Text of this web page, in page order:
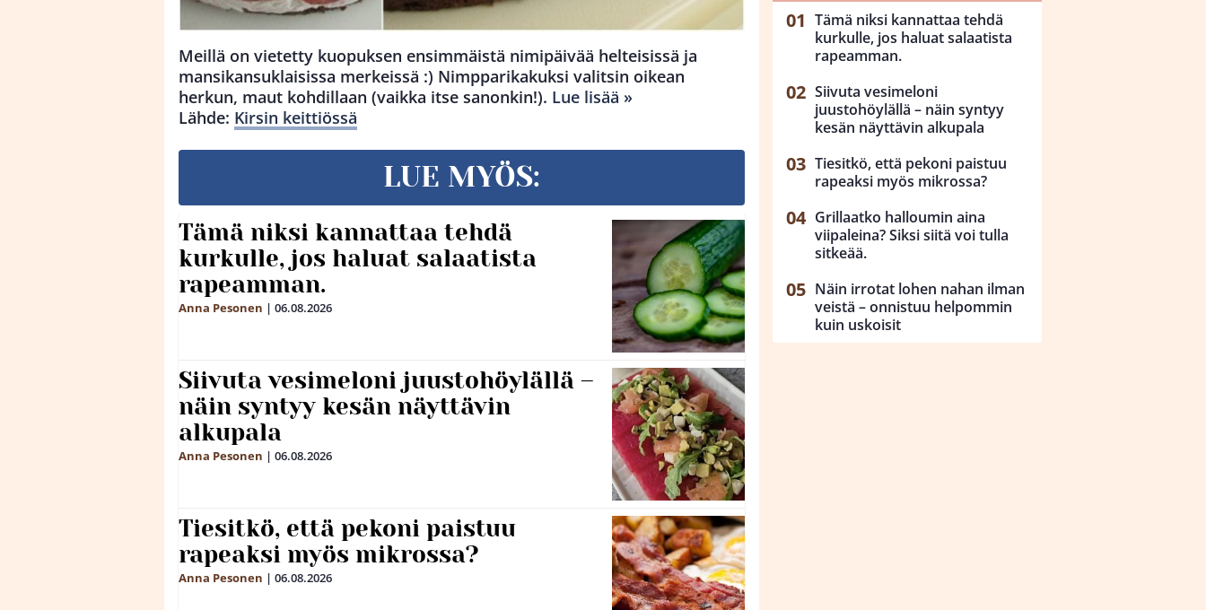
Meillä on vietetty kuopuksen ensimmäistä nimipäivää helteisissä ja
mansikansuklaisissa merkeissä :) Nimpparikakuksi valitsin oikean
herkun, maut kohdillaan (vaikka itse sanonkin!). Lue lisää »
Lähde: Kirsin keittiössä
LUE MYÖS:
Tämä niksi kannattaa tehdä
kurkulle, jos haluat salaatista
rapeamman.
Anna Pesonen | 06.08.2026
Siivuta vesimeloni juustohöylällä –
näin syntyy kesän näyttävin
alkupala
Anna Pesonen | 06.08.2026
Tiesitkö, että pekoni paistuu
rapeaksi myös mikrossa?
Anna Pesonen | 06.08.2026
Tämä niksi kannattaa tehdä
kurkulle, jos haluat salaatista
rapeamman.
Siivuta vesimeloni
juustohöylällä – näin syntyy
kesän näyttävin alkupala
Tiesitkö, että pekoni paistuu
rapeaksi myös mikrossa?
Grillaatko halloumin aina
viipaleina? Siksi siitä voi tulla
sitkeää.
Näin irrotat lohen nahan ilman
veistä – onnistuu helpommin
kuin uskoisit